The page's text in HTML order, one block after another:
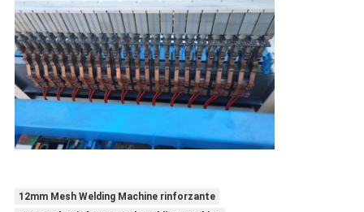
12mm Mesh Welding Machine rinforzante